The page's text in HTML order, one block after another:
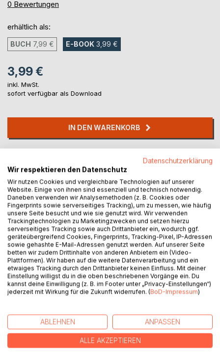
0%
0 Bewertungen
erhältlich als:
BUCH 7,99 € E-BOOK 3,99 €
3,99 €
inkl. MwSt.
sofort verfügbar als Download
IN DEN WARENKORB
Titel bewerten
BESCHREIBUNG
Elf Seiten voller Aufgaben, Angst und Unsicherheit - und
ein vierjähriges Kind im Zentrum bürokratischer Prüfungen.
Panteon erzählt eindrucksvoll, wie er im Kindergarten auf
dieser Ereignisse, dokumentiert die Erfahrungen und
beleuchtet die Herausforderungen eines Bildungssystems,
das die Bedürfnisse kleiner Kinder oft nicht berücksichtigt.
Datenschutzerklärung
Wir respektieren den Datenschutz
Wir nutzen Cookies und vergleichbare Technologien auf unserer
Website. Einige von ihnen sind essenziell und technisch notwendig.
Daneben verwenden wir Analysemethoden (z. B. Cookies oder
Fingerprints sowie serverseitiges Tracking), um zu messen, wie häufig
unsere Seite besucht und wie sie genutzt wird. Wir verwenden
Trackingtechnologien zu Marketingzwecken und setzen hierzu
serverseitiges Tracking sowie auch Drittanbieter ein, wodurch ggf.
geräteübergreifend Cookies, Fingerprints, Tracking-Pixel, IP-Adressen
sowie gehashte E-Mail-Adressen genutzt werden. Auf unserer Seite
betten wir zudem Drittinhalte von anderen Anbietern ein (Video-
Plattformen). Wir haben auf die weitere Datenverarbeitung und ein
etwaiges Tracking durch den Drittanbieter keinen Einfluss. Mit deiner
Einstellung willigst du in die oben beschriebenen Vorgänge ein. Du
kannst deine Einwilligung (z. B. im Footer unter „Privacy-Einstellungen“)
jederzeit mit Wirkung für die Zukunft widerrufen. (BoD-Impressum)
ABLEHNEN ANPASSEN
ALLE AKZEPTIEREN